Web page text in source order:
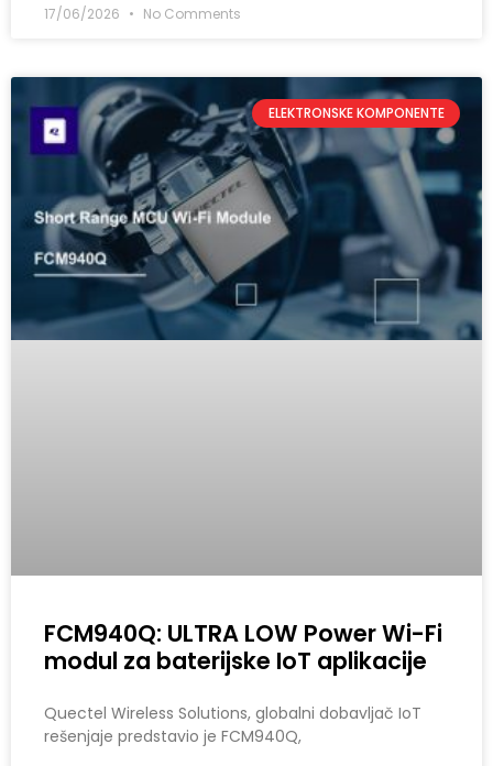
17/06/2026 No Comments
ELEKTRONSKE KOMPONENTE
FCM940Q: ULTRA LOW Power Wi-Fi
modul za baterijske IoT aplikacije
Quectel Wireless Solutions, globalni dobavljač IoT
rešenjaje predstavio je FCM940Q,